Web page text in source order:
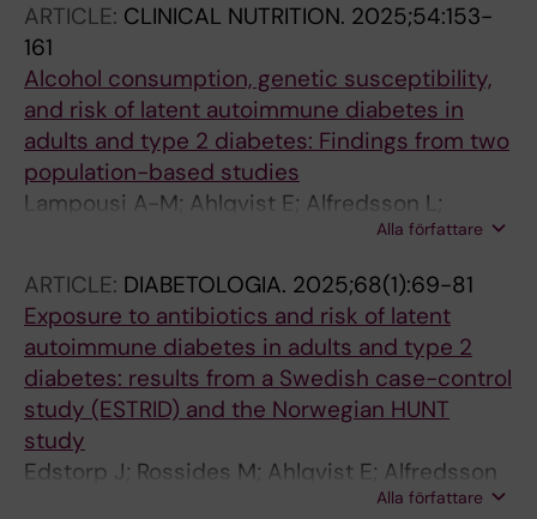
ARTICLE: CLINICAL NUTRITION. 2025;54:153-
161
Alcohol consumption, genetic susceptibility,
and risk of latent autoimmune diabetes in
adults and type 2 diabetes: Findings from two
population-based studies
Lampousi A-M; Ahlqvist E; Alfredsson L;
Edstorp J; Di Giuseppe D; Grill V; Lofvenborg
JE; Padyukov L; Tuomi T; Asvold BO; Carlsson
S
Alla författare
ARTICLE: DIABETOLOGIA. 2025;68(1):69-81
Exposure to antibiotics and risk of latent
autoimmune diabetes in adults and type 2
diabetes: results from a Swedish case-control
study (ESTRID) and the Norwegian HUNT
study
Edstorp J; Rossides M; Ahlqvist E; Alfredsson
L; Askling J; Di Giuseppe D; Grill V; Sorgjerd
Alla författare